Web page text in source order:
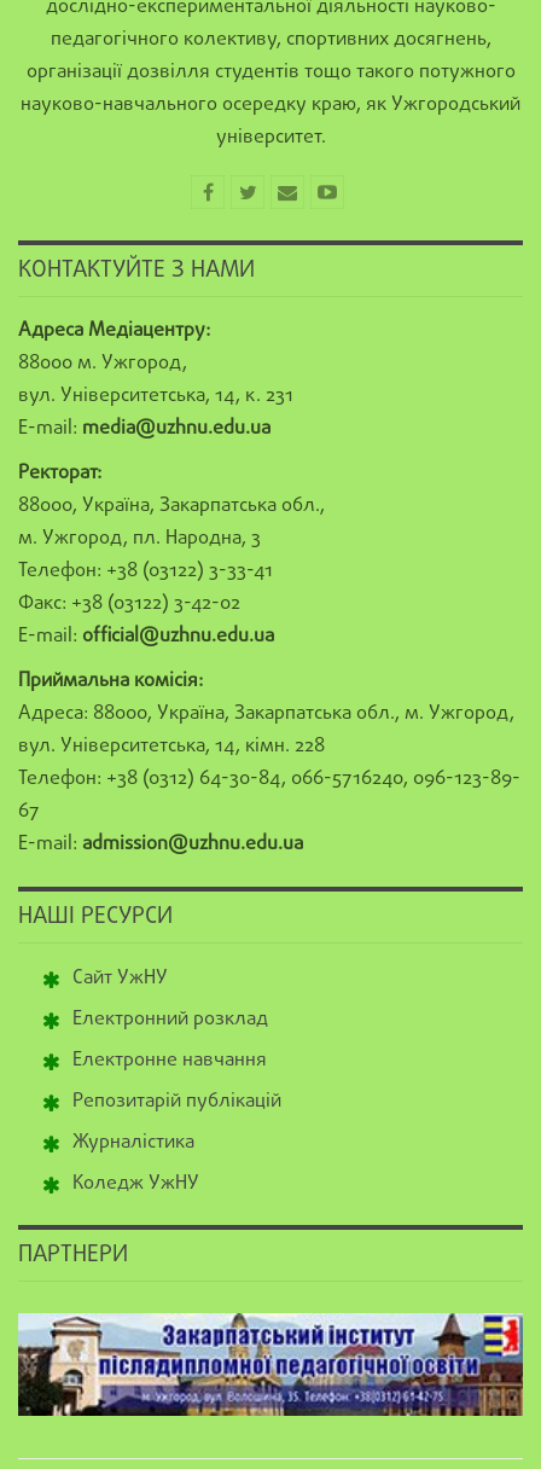
дослідно-експериментальної діяльності науково-
педагогічного колективу, спортивних досягнень,
організації дозвілля студентів тощо такого потужного
науково-навчального осередку краю, як Ужгородський
університет.
КОНТАКТУЙТЕ З НАМИ
Адреса Медіацентру:
88000 м. Ужгород,
вул. Університетська, 14, к. 231
E-mail: media@uzhnu.edu.ua
Ректорат:
88000, Україна, Закарпатська обл.,
м. Ужгород, пл. Народна, 3
Телефон: +38 (03122) 3-33-41
Факс: +38 (03122) 3-42-02
E-mail: official@uzhnu.edu.ua
Приймальна комісія:
Адреса: 88000, Україна, Закарпатська обл., м. Ужгород,
вул. Університетська, 14, кімн. 228
Телефон: +38 (0312) 64-30-84, 066-5716240, 096-123-89-
67
E-mail: admission@uzhnu.edu.ua
НАШІ РЕСУРСИ
Сайт УжНУ
Електронний розклад
Електронне навчання
Репозитарій публікацій
Журналістика
Коледж УжНУ
ПАРТНЕРИ